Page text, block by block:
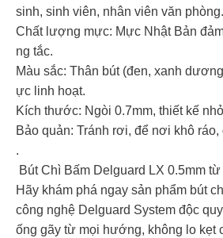
sinh, sinh viên, nhân viên văn phòng.
Chất lượng mực: Mực Nhật Bản
ng tắc.
Màu sắc: Thân bút (đen, xanh
ực linh hoạt.
Kích thước: Ngòi 0.7mm, thiết kế
Bảo quản: Tránh rơi, để nơi khô
.
Bút Chì Bấm Delguard LX 0.5mm
Hãy khám phá ngay sản phẩm bút
công nghệ Delguard System độc
ống gãy từ mọi hướng, không lo kẹt